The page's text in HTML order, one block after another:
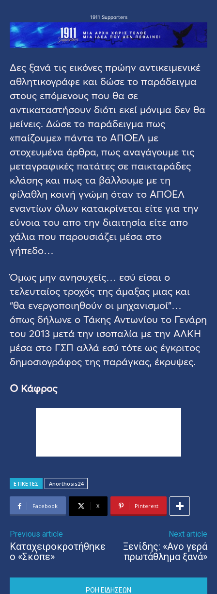
1911 Supporters
Δες ξανά τις εικόνες πρώην αντικειμενικέ
αθλητικογράφε και δώσε το παράδειγμα
στους επόμενους που θα σε
αντικαταστήσουν διότι εκεί μόνιμα δεν θα
μείνεις. Δώσε το παράδειγμα πως
«παίζουμε» πάντα το ΑΠΟΕΛ με
στοχευμένα άρθρα, πως αναγάγουμε τις
μεταγραφικές πατάτες σε παικταράδες
κλάσης και πως τα βάλλουμε με τη
φίλαθλη κοινή γνώμη όταν το ΑΠΟΕΛ
εναντίων όλων κατακρίνεται είτε για την
εύνοια του απο την διαιτησία είτε απο
χάλια που παρουσιάζει μέσα στο
γήπεδο…
Όμως μην ανησυχείς… εσύ είσαι ο
τελευταίος τροχός της άμαξας μιας και
“θα ενεργοποιηθούν οι μηχανισμοί”…
όπως δήλωνε ο Τάκης Αντωνίου το Γενάρη
του 2013 μετά την ισοπαλία με την ΑΛΚΗ
μέσα στο ΓΣΠ αλλά εσύ τότε ως έγκριτος
δημοσιογράφος της παράγκας, έκρυψες.
Ο Κάφρος
ΕΤΙΚΕΤΕΣ Anorthosis24
Facebook X Pinterest
Previous article
Καταχειροκροτήθηκε
o «Σκόπε»
Next article
Ξενίδης: «Ανο γερά
πρωτάθλημα ξανά»
ΡΟΗ ΕΙΔΗΣΕΩΝ